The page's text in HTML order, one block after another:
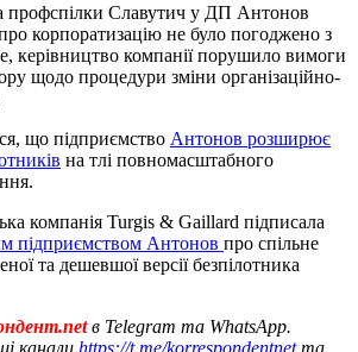
профспілки Славутич у ДП Антонов
корпоратизацію не було погоджено з
керівництво компанії порушило вимоги
щодо процедури зміни організаційно-
що підприємство Антонов розширює
на тлі повномасштабного
компанія Turgis & Gaillard підписала
підприємством Антонов про спільне
та дешевшої версії безпілотника
в Telegram та WhatsApp.
канали https://t.me/korrespondentnetта